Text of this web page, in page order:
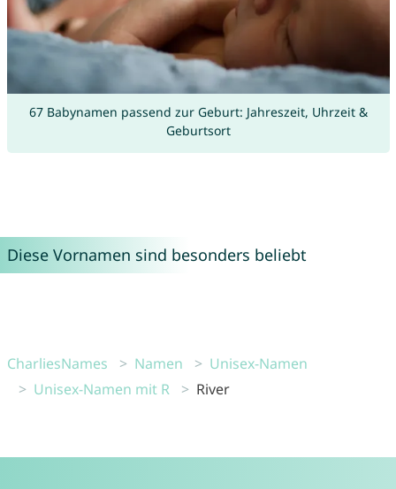
67 Babynamen passend zur Geburt: Jahreszeit, Uhrzeit &
Geburtsort
Diese Vornamen sind besonders beliebt
CharliesNames Namen
Unisex-Namen
Unisex-Namen mit R
River